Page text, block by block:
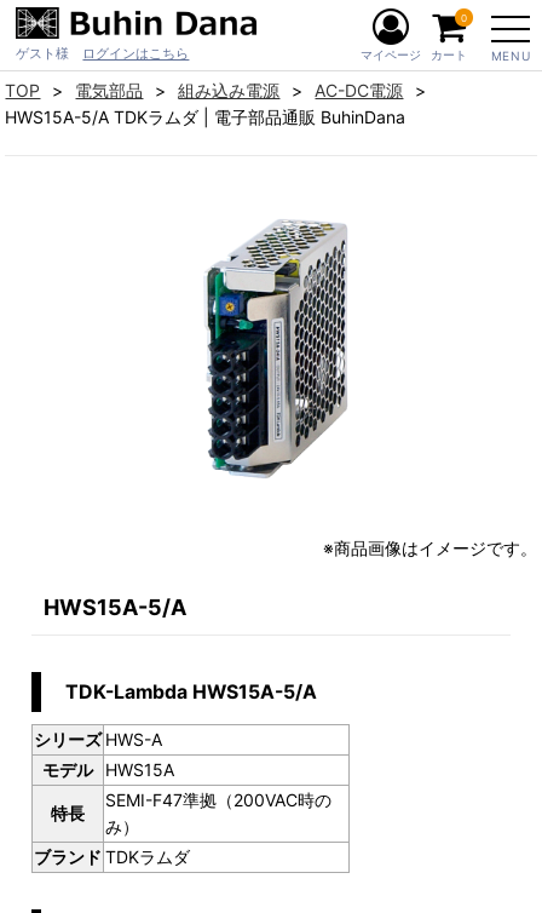
ゲスト様 ログインはこちら MENU
マイページ カート
0
TOP 電気部品 組み込み電源
AC-DC電源
HWS15A-5/A TDKラムダ | 電子部品通販 BuhinDana
※商品画像はイメージです。
HWS15A-5/A
TDK-Lambda HWS15A-5/A
シリーズ HWS-A
モデル
HWS15A
特長
SEMI-F47準拠（200VAC時の
み）
ブランド TDKラムダ